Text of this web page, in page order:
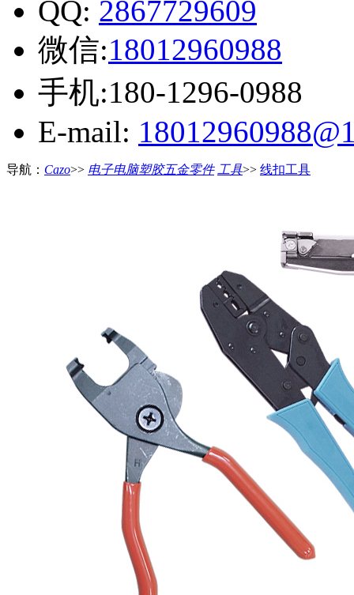
QQ: 2867729609
微信:18012960988
手机:180-1296-0988
E-mail:
导航： Cazo>> 电子电脑塑胶五金零件 工具>> 线扣工具